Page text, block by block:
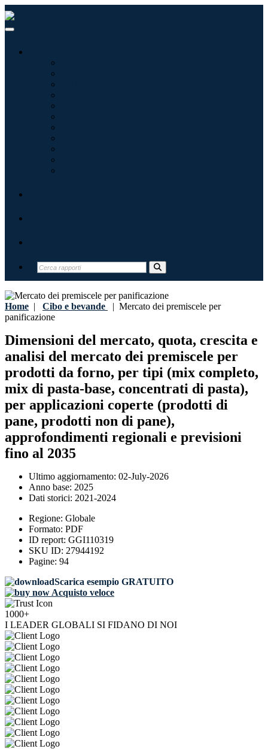
Home | Cibo e bevande | Mercato dei premiscele per
panificazione
Dimensioni del mercato, quota, crescita e
analisi del mercato dei premiscele per
prodotti da forno, per tipi (mix completo,
mix di pasta-base, concentrati di pasta),
per applicazioni coperte (prodotti di
pane, prodotti non di pane),
approfondimenti regionali e previsioni
fino al 2035
Ultimo aggiornamento: 02-July-2026
Anno base: 2025
Dati storici: 2021-2024
Regione: Globale
Formato: PDF
ID report: GGI110319
SKU ID: 27944192
Pagine: 94
Scarica esempio GRATUITO
Acquisto veloce
1000+
I LEADER GLOBALI SI FIDANO DI NOI